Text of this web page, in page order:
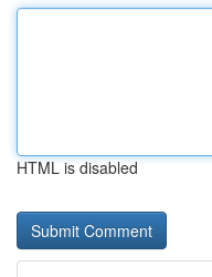
HTML is disabled